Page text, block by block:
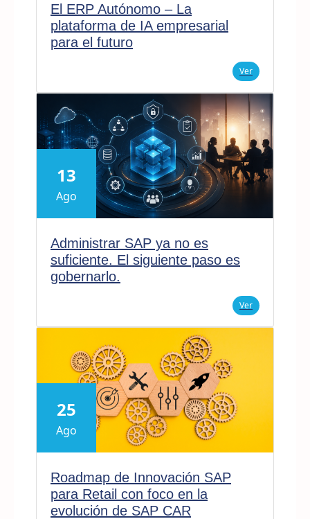
El ERP Autónomo – La
plataforma de IA empresarial
para el futuro
Ver
13
Ago
Administrar SAP ya no es
suficiente. El siguiente paso es
gobernarlo.
Ver
25
Ago
Roadmap de Innovación SAP
para Retail con foco en la
evolución de SAP CAR